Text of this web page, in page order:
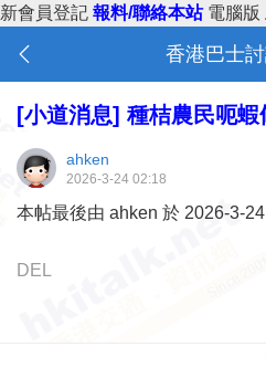
新會員登記 報料/聯絡本站 電腦版
香港巴士
[小道消息] 種桔農民呃蝦
ahken
2026-3-24 02:18
本帖最後由 ahken 於 2026-3-
DEL